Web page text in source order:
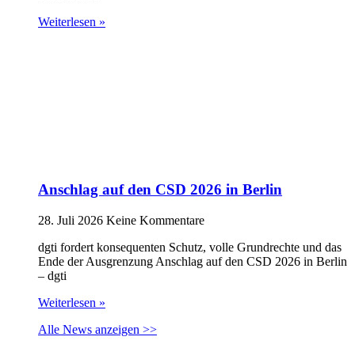
Weiterlesen »
Anschlag auf den CSD 2026 in Berlin
28. Juli 2026 Keine Kommentare
dgti fordert konsequenten Schutz, volle Grundrechte und das
Ende der Ausgrenzung Anschlag auf den CSD 2026 in Berlin
– dgti
Weiterlesen »
Alle News anzeigen >>